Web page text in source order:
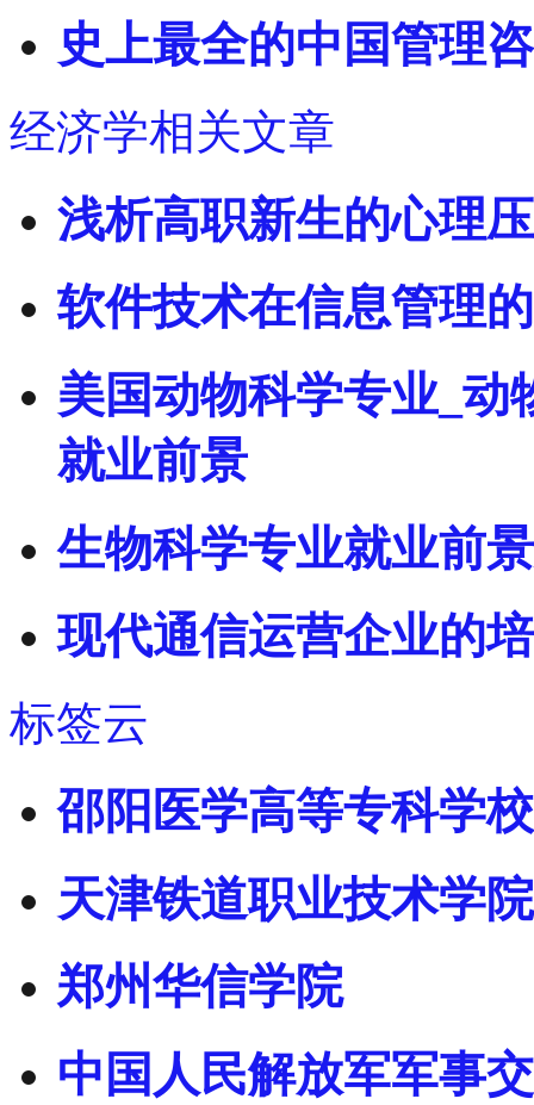
史上最全的中国管理
经济学相关文章
浅析高职新生的心理
软件技术在信息管理
美国动物科学专业_动
就业前景
生物科学专业就业前
现代通信运营企业的
标签云
邵阳医学高等专科学校
天津铁道职业技术学院
郑州华信学院
中国人民解放军军事